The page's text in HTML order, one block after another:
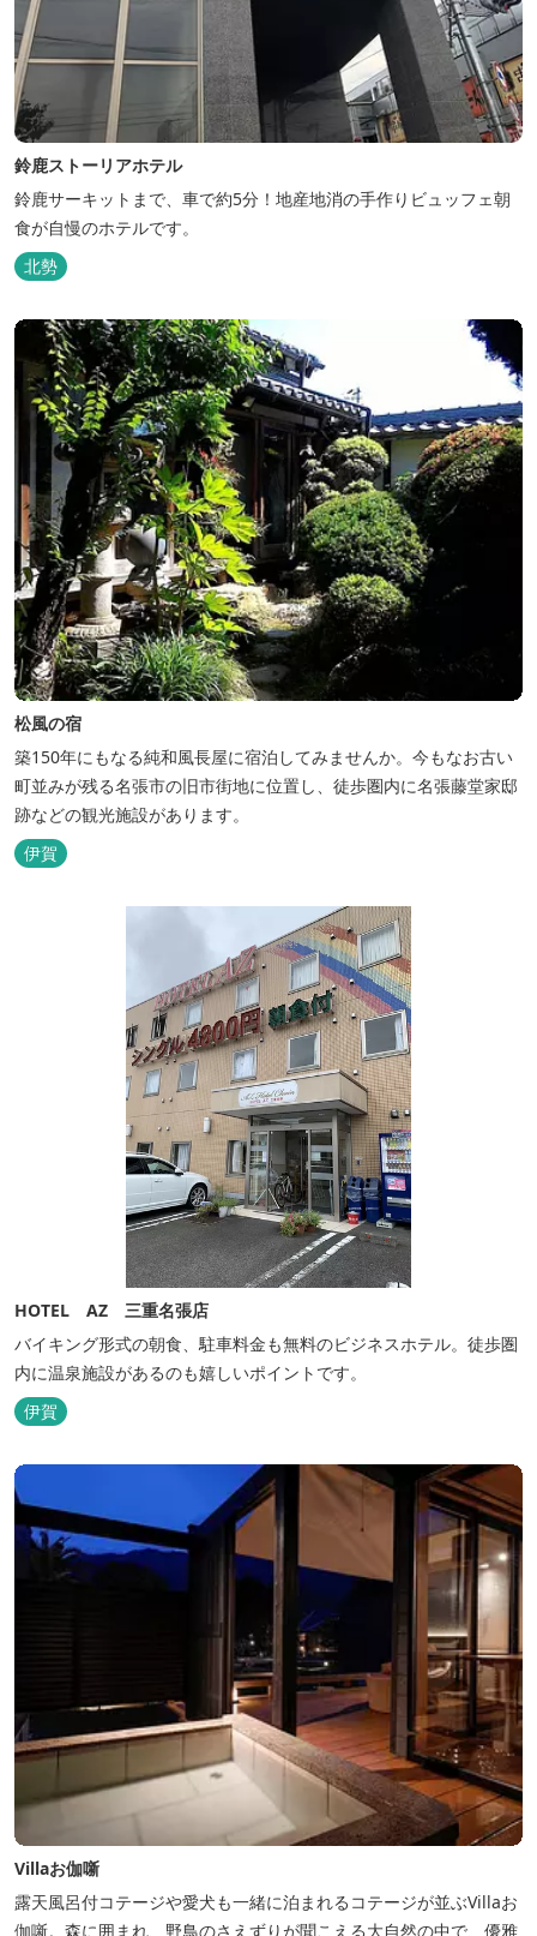
鈴鹿ストーリアホテル
鈴鹿サーキットまで、車で約5分！地産地消の手作りビュッフェ朝
食が自慢のホテルです。
北勢
松風の宿
築150年にもなる純和風長屋に宿泊してみませんか。今もなお古い
町並みが残る名張市の旧市街地に位置し、徒歩圏内に名張藤堂家邸
跡などの観光施設があります。
伊賀
HOTEL AZ 三重名張店
バイキング形式の朝食、駐車料金も無料のビジネスホテル。徒歩圏
内に温泉施設があるのも嬉しいポイントです。
伊賀
Villaお伽噺
露天風呂付コテージや愛犬も一緒に泊まれるコテージが並ぶVillaお
伽噺。森に囲まれ、野鳥のさえずりが聞こえる大自然の中で、優雅